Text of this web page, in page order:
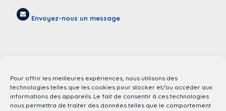
Pour offrir les meilleures expériences, nous utilisons des
technologies telles que les cookies pour stocker et/ou accéder aux
informations des appareils. Le fait de consentir à ces technologies
nous permettra de traiter des données telles que le comportement
Envoyez-nous un message